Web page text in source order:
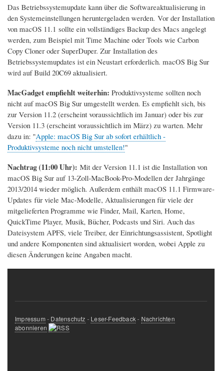
Das Betriebssystemupdate kann über die Softwareaktualisierung in
den Systemeinstellungen heruntergeladen werden. Vor der Installation
von macOS 11.1 sollte ein vollständiges Backup des Macs angelegt
werden, zum Beispiel mit Time Machine oder Tools wie Carbon
Copy Cloner oder SuperDuper. Zur Installation des
Betriebssystemupdates ist ein Neustart erforderlich. macOS Big Sur
wird auf Build 20C69 aktualisiert.
MacGadget empfiehlt weiterhin: Produktivsysteme sollten noch
nicht auf macOS Big Sur umgestellt werden. Es empfiehlt sich, bis
zur Version 11.2 (erscheint voraussichtlich im Januar) oder bis zur
Version 11.3 (erscheint voraussichtlich im März) zu warten. Mehr
dazu in: "Apple: macOS Big Sur ab sofort erhältlich -
Produktivsysteme noch nicht umstellen!"
Nachtrag (11:00 Uhr): Mit der Version 11.1 ist die Installation von
macOS Big Sur auf 13-Zoll-MacBook-Pro-Modellen der Jahrgänge
2013/2014 wieder möglich. Außerdem enthält macOS 11.1 Firmware-
Updates für viele Mac-Modelle, Aktualisierungen für viele der
mitgelieferten Programme wie Finder, Mail, Karten, Home,
QuickTime Player, Musik, Bücher, Podcasts und Siri. Auch das
Dateisystem APFS, viele Treiber, der Einrichtungsassistent, Spotlight
und andere Komponenten sind aktualisiert worden, wobei Apple zu
diesen Änderungen keine Angaben macht.
Impressum - Datenschutz - Leser-Feedback- Nachrichten
abonnieren